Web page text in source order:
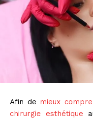
Afin de mieux
chirurgie esthétique